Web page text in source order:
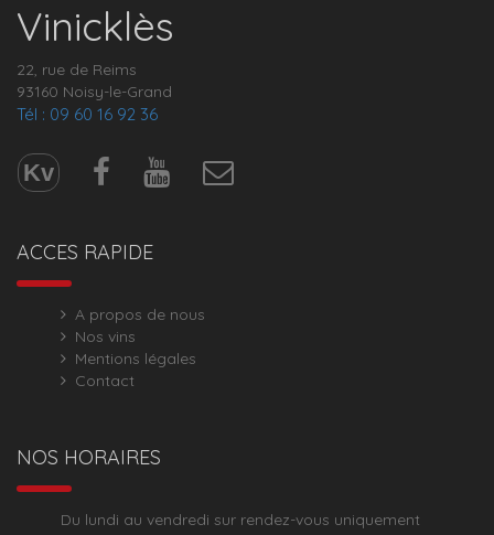
Vinicklès
22, rue de Reims
93160 Noisy-le-Grand
Tél : 09 60 16 92 36
Kv
ACCES RAPIDE
A propos de nous
Nos vins
Mentions légales
Contact
NOS HORAIRES
Du lundi au vendredi sur rendez-vous uniquement